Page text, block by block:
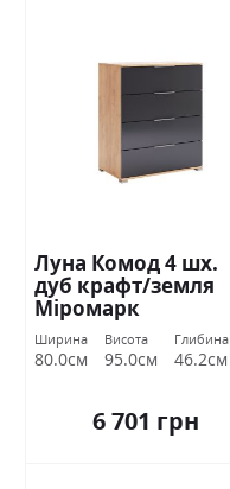
Луна Комод 4 шх.
дуб крафт/земля
Міромарк
Ширина
80.0см
Висота
95.0см
Глибина
46.2см
6 701 грн